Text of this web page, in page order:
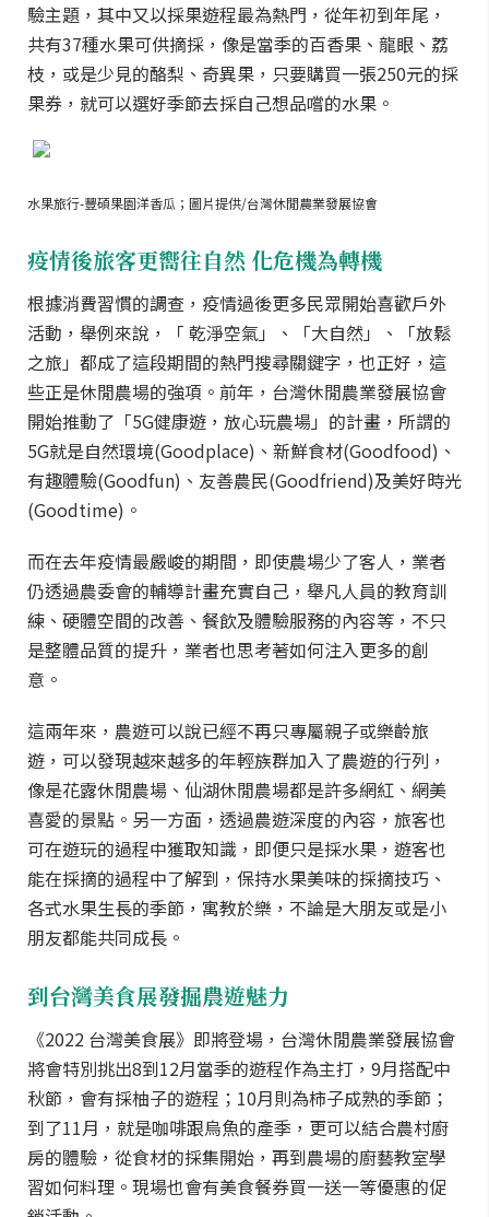
驗主題，其中又以採果遊程最為熱門，從年初到年尾，
共有37種水果可供摘採，像是當季的百香果、龍眼、荔
枝，或是少見的酪梨、奇異果，只要購買一張250元的採
果券，就可以選好季節去採自己想品嚐的水果。
水果旅行-豐碩果園洋香瓜；圖片提供/台灣休閒農業發展協會
疫情後旅客更嚮往自然 化危機為轉機
根據消費習慣的調查，疫情過後更多民眾開始喜歡戶外
活動，舉例來說，「 乾淨空氣」、「大自然」、「放鬆
之旅」都成了這段期間的熱門搜尋關鍵字，也正好，這
些正是休閒農場的強項。前年，台灣休閒農業發展協會
開始推動了「5G健康遊，放心玩農場」的計畫，所謂的
5G就是自然環境(Goodplace)、新鮮食材(Goodfood)、
有趣體驗(Goodfun)、友善農民(Goodfriend)及美好時光
(Goodtime)。
而在去年疫情最嚴峻的期間，即使農場少了客人，業者
仍透過農委會的輔導計畫充實自己，舉凡人員的教育訓
練、硬體空間的改善、餐飲及體驗服務的內容等，不只
是整體品質的提升，業者也思考著如何注入更多的創
意。
這兩年來，農遊可以說已經不再只專屬親子或樂齡旅
遊，可以發現越來越多的年輕族群加入了農遊的行列，
像是花露休閒農場、仙湖休閒農場都是許多網紅、網美
喜愛的景點。另一方面，透過農遊深度的內容，旅客也
可在遊玩的過程中獲取知識，即便只是採水果，遊客也
能在採摘的過程中了解到，保持水果美味的採摘技巧、
各式水果生長的季節，寓教於樂，不論是大朋友或是小
朋友都能共同成長。
到台灣美食展發掘農遊魅力
《2022 台灣美食展》即將登場，台灣休閒農業發展協會
將會特別挑出8到12月當季的遊程作為主打，9月搭配中
秋節，會有採柚子的遊程；10月則為柿子成熟的季節；
到了11月，就是咖啡跟烏魚的產季，更可以結合農村廚
房的體驗，從食材的採集開始，再到農場的廚藝教室學
習如何料理。現場也會有美食餐券買一送一等優惠的促